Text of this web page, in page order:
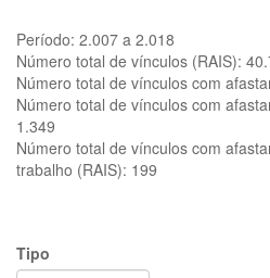
Período: 2.007 a 2.018
Número total de vínculos (RAIS):
Número total de vínculos com
Número total de vínculos com
1.349
Número total de vínculos com
trabalho (RAIS): 199
Tipo